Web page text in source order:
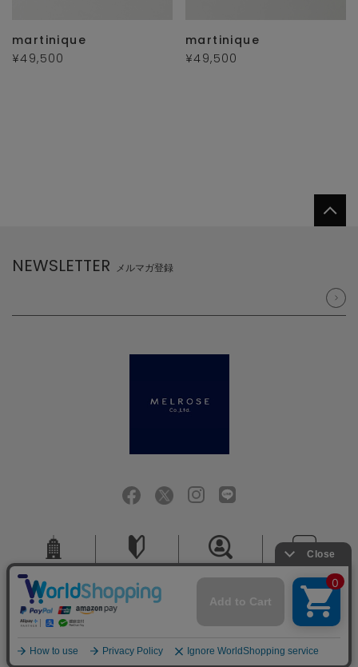
martinique
¥49,500
martinique
¥49,500
NEWSLETTER メルマガ登録
会社概要 採用情報 お問い合せ
ご利用規約 特定商取引法に基づく表記
COPYRIGHT (C) MELROSE CO.,LTD.ALL RIGHTS RESERVED.